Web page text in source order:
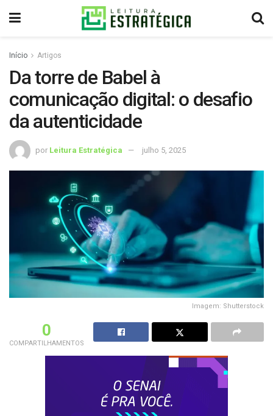
Início Artigos
Da torre de Babel à
comunicação digital: o desafio
da autenticidade
por Leitura Estratégica julho 5, 2025
Imagem: Shutterstock
0
COMPARTILHAMENTOS